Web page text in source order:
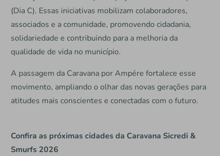
(Dia C). Essas iniciativas mobilizam colaboradores,
associados e a comunidade, promovendo cidadania,
solidariedade e contribuindo para a melhoria da
qualidade de vida no município.
A passagem da Caravana por Ampére fortalece esse
movimento, ampliando o olhar das novas gerações para
atitudes mais conscientes e conectadas com o futuro.
Confira as próximas cidades da Caravana Sicredi &
Smurfs 2026